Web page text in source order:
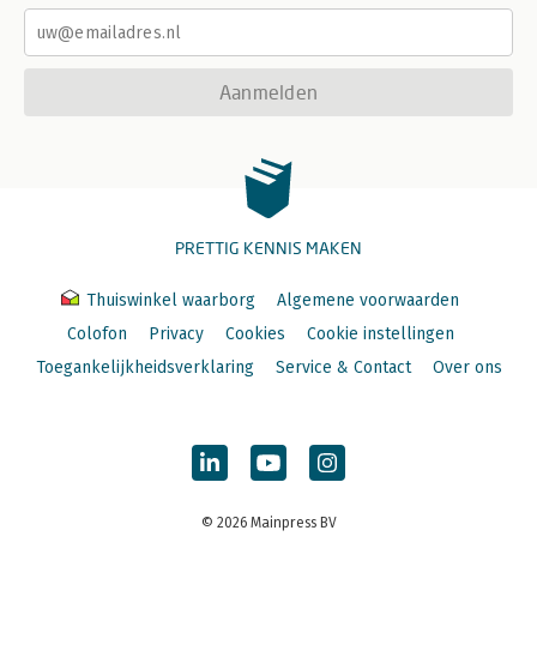
Aanmelden
PRETTIG KENNIS MAKEN
Thuiswinkel waarborg
Algemene voorwaarden
Colofon
Privacy Cookies
Cookie instellingen
Toegankelijkheidsverklaring
Service & Contact Over ons
© 2026 Mainpress BV